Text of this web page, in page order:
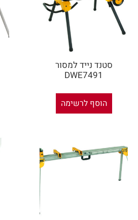
סטנד נייד למסור
DWE7491
הוסף לרשימה